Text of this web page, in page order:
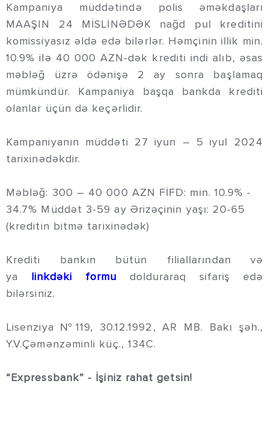
Kampaniya müddətində polis əməkdaşları
MAAŞIN 24 MİSLİNƏDƏK nağd pul kreditini
komissiyasız əldə edə bilərlər. Həmçinin illik min.
10.9% ilə 40 000 AZN-dək krediti indi alıb, əsas
məbləğ üzrə ödənişə 2 ay sonra başlamaq
mümkündür. Kampaniya başqa bankda krediti
olanlar üçün də keçərlidir.
Kampaniyanın müddəti 27 iyun – 5 iyul 2024
tarixinədəkdir.
Məbləğ: 300 – 40 000 AZN FİFD: min. 10.9% -
34.7% Müddət 3-59 ay Ərizəçinin yaşı: 20-65
(kreditin bitmə tarixinədək)
Krediti bankın bütün filiallarından və
ya linkdəki formu
dolduraraq sifariş edə
bilərsiniz.
Lisenziya №119, 30.12.1992, AR MB. Bakı şəh.,
Y.V.Çəmənzəminli küç., 134C.
“Expressbank” - İşiniz rahat getsin!